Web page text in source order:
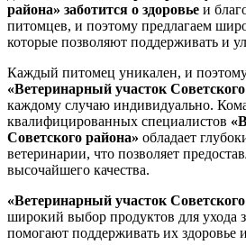
района» заботится о здоровье и
питомцев, и поэтому предлагаем
которые позволяют поддерживать и
Каждый питомец уникален, и
«Ветеринарный участок
каждому случаю индивидуально.
квалифицированных специалистов
Советского района» обладает
ветеринарии, что позволяет
высочайшего качества.
«Ветеринарный участок
широкий выбор продуктов для ухода
помогают поддерживать их здоровье